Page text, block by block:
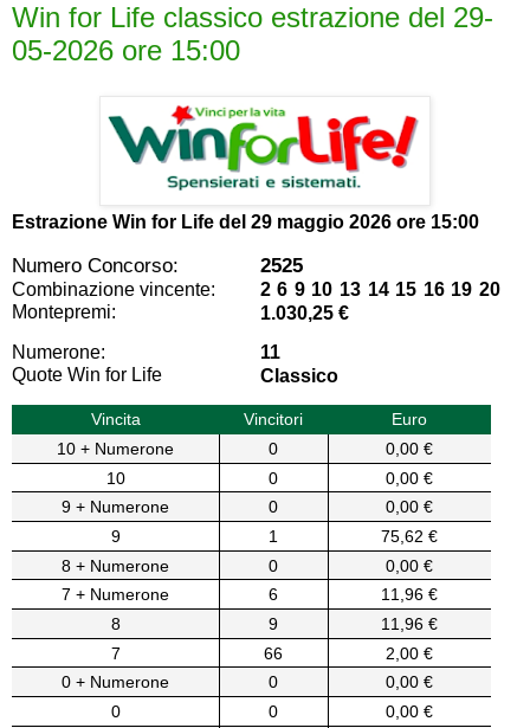
Win for Life classico estrazione del 29-
05-2026 ore 15:00
Estrazione Win for Life del 29 maggio 2026 ore 15:00
Numero Concorso: 2525
Combinazione vincente:
2 6 9 10 13 14 15 16 19 20
Montepremi:
1.030,25 €
Numerone:
11
Quote Win for Life
Classico
Vincita Vincitori
Euro
10 + Numerone
0
0,00 €
10
0
0,00 €
9 + Numerone
0
0,00 €
9
1
75,62 €
8 + Numerone
0
0,00 €
7 + Numerone
6
11,96 €
8
9
11,96 €
7
66
2,00 €
0 + Numerone
0
0,00 €
0
0
0,00 €